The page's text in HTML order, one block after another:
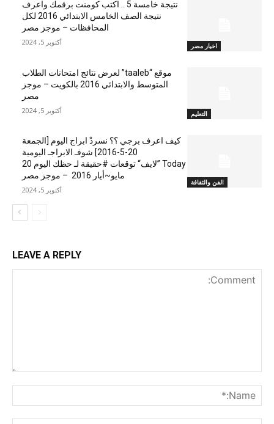
اخبار مصر
نتيجة خامسة 5 .. اكتب كومنت برقمك واعرف
نتيجة الصف الخامس الابتدائي 2016 لكل
المحافظات – موجز مصر
أكتوبر 5, 2024
التعليم
موقع “taaleb” لعرض نتائج امتحانات الطلاب
المتوسط والابتدائي 2016 بالكويت – موجز
مصر
أكتوبر 5, 2024
الفن والثقافة
كيف اعرف برجي ؟؟ نسردْ ابراج اليوم [الجمعة
20-5-2016] شوفـ الابراجـ اليومية
Today ”لايف“ توقعات #حقيقة لـ حظك اليوم 20
مايو~أيار 2016 – موجز مصر
أكتوبر 5, 2024
LEAVE A REPLY